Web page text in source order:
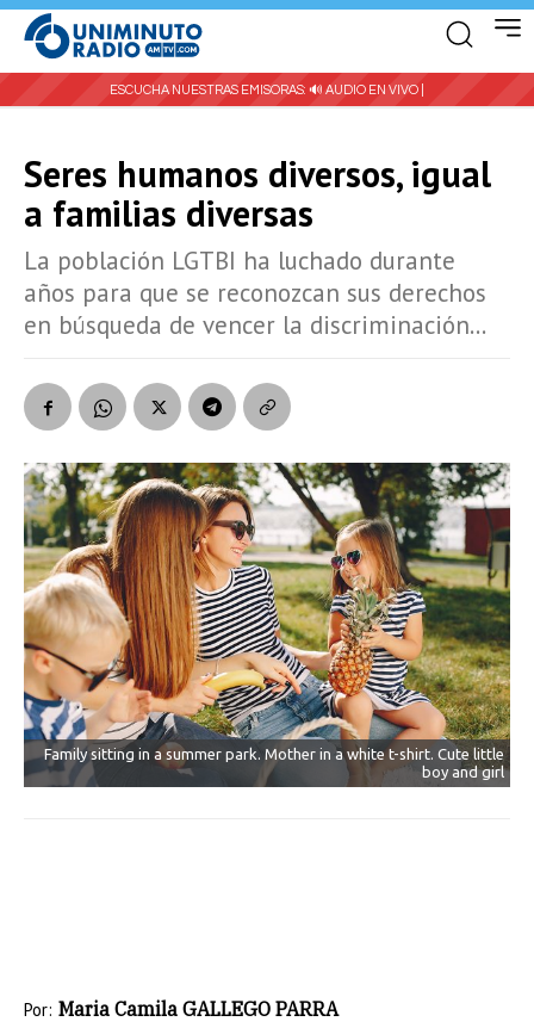
ESCUCHA NUESTRAS EMISORAS: 🔊 AUDIO EN VIVO |
Seres humanos diversos, igual
a familias diversas
La población LGTBI ha luchado durante
años para que se reconozcan sus derechos
en búsqueda de vencer la discriminación...
Family sitting in a summer park. Mother in a white t-shirt. Cute little
boy and girl
Por: Maria Camila GALLEGO PARRA